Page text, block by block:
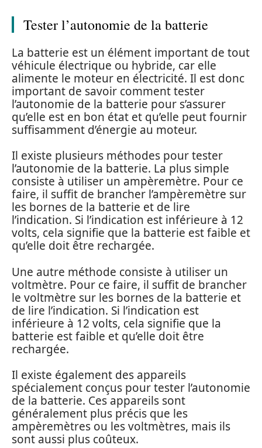
Tester l’autonomie de la batterie
La batterie est un élément important de tout
véhicule électrique ou hybride, car elle
alimente le moteur en électricité. Il est donc
important de savoir comment tester
l’autonomie de la batterie pour s’assurer
qu’elle est en bon état et qu’elle peut fournir
suffisamment d’énergie au moteur.
Il existe plusieurs méthodes pour tester
l’autonomie de la batterie. La plus simple
consiste à utiliser un ampèremètre. Pour ce
faire, il suffit de brancher l’ampèremètre sur
les bornes de la batterie et de lire
l’indication. Si l’indication est inférieure à 12
volts, cela signifie que la batterie est faible et
qu’elle doit être rechargée.
Une autre méthode consiste à utiliser un
voltmètre. Pour ce faire, il suffit de brancher
le voltmètre sur les bornes de la batterie et
de lire l’indication. Si l’indication est
inférieure à 12 volts, cela signifie que la
batterie est faible et qu’elle doit être
rechargée.
Il existe également des appareils
spécialement conçus pour tester l’autonomie
de la batterie. Ces appareils sont
généralement plus précis que les
ampèremètres ou les voltmètres, mais ils
sont aussi plus coûteux.